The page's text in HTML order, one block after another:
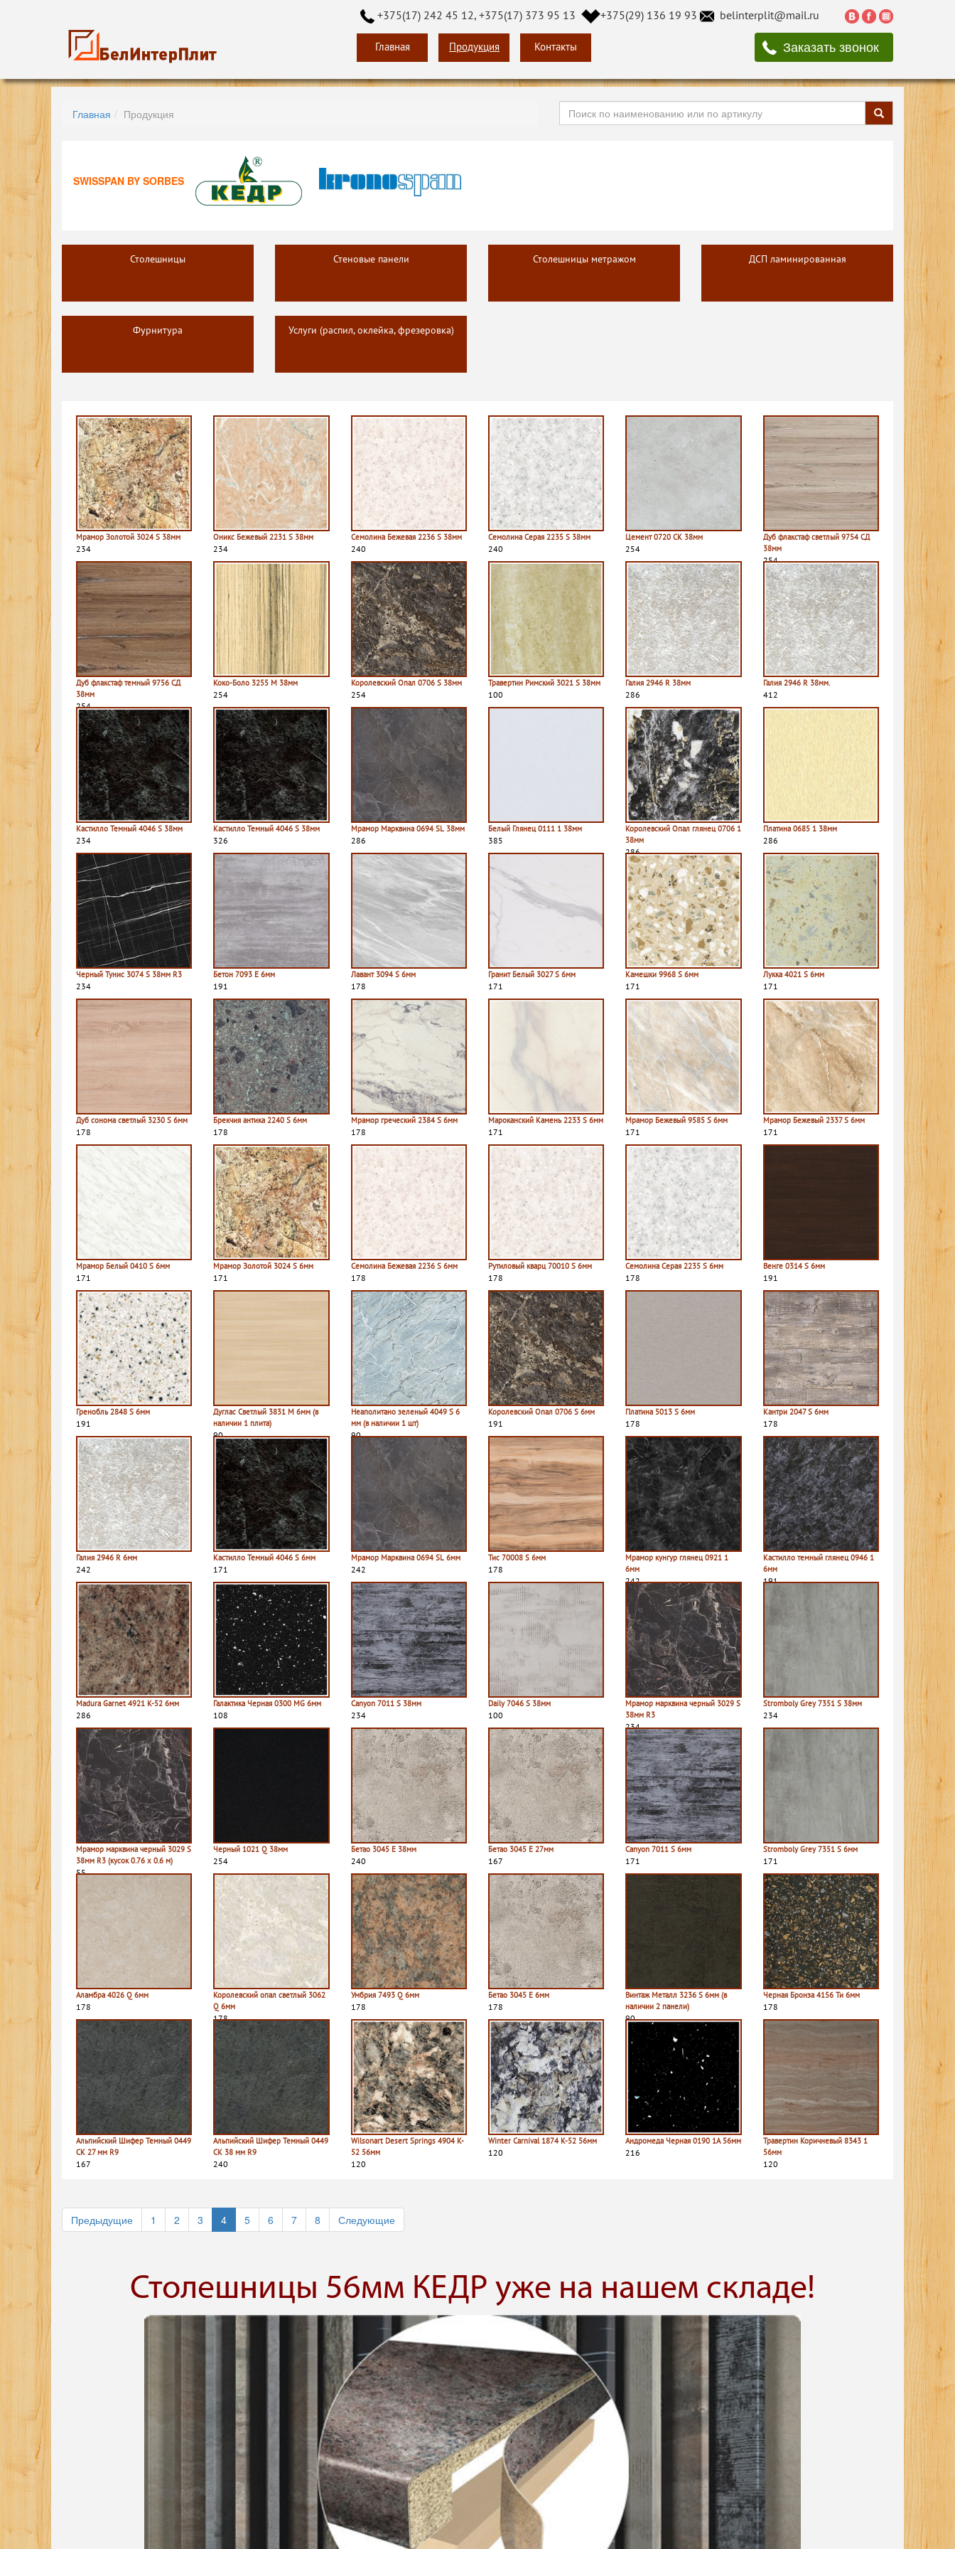
+375(17) 242 45 12, +375(17) 373 95 13 +375(29) 136 19 93 belinterplit@mail.ru
Главная Продукция Контакты Заказать звонок
Главная Продукция
SWISSPAN BY SORBES
Столешницы Стеновые панели Столешницы метражом ДСП ламинированная
Фурнитура Услуги (распил, оклейка, фрезеровка)
Мрамор Золотой 3024 S 38мм
234
Оникс Бежевый 2231 S 38мм
234
Семолина Бежевая 2236 S 38мм
240
Семолина Серая 2235 S 38мм
240
Цемент 0720 СК 38мм
254
Дуб флакстаф светлый 9754 СД
38мм
254
Дуб флакстаф темный 9756 СД
38мм
254
Коко-Боло 3255 M 38мм
254
Королевский Опал 0706 S 38мм
254
Травертин Римский 3021 S 38мм
100
Галия 2946 R 38мм
286
Галия 2946 R 38мм.
412
Кастилло Темный 4046 S 38мм
234
Кастилло Темный 4046 S 38мм
326
Мрамор Марквина 0694 SL 38мм
286
Белый Глянец 0111 1 38мм
385
Королевский Опал глянец 0706 1
38мм
286
Платина 0685 1 38мм
286
Черный Тунис 3074 S 38мм R3
234
Бетон 7093 E 6мм
191
Лавант 3094 S 6мм
178
Гранит Белый 3027 S 6мм
171
Камешки 9968 S 6мм
171
Лукка 4021 S 6мм
171
Дуб сонома светлый 3230 S 6мм
178
Брекчия антика 2240 S 6мм
178
Мрамор греческий 2384 S 6мм
178
Мароканский Камень 2233 S 6мм
171
Мрамор Бежевый 9585 S 6мм
171
Мрамор Бежевый 2337 S 6мм
171
Мрамор Белый 0410 S 6мм
171
Мрамор Золотой 3024 S 6мм
171
Семолина Бежевая 2236 S 6мм
178
Рутиловый кварц 70010 S 6мм
178
Семолина Серая 2235 S 6мм
178
Венге 0314 S 6мм
191
Гренобль 2848 S 6мм
191
Дуглас Светлый 3831 M 6мм (в
наличии 1 плита)
90
Неаполитано зеленый 4049 S 6
мм (в наличии 1 шт)
90
Королевский Опал 0706 S 6мм
191
Платина 5013 S 6мм
178
Кантри 2047 S 6мм
178
Галия 2946 R 6мм
242
Кастилло Темный 4046 S 6мм
171
Мрамор Марквина 0694 SL 6мм
242
Тис 70008 S 6мм
178
Мрамор кунгур глянец 0921 1
6мм
242
Кастилло темный глянец 0946 1
6мм
191
Madura Garnet 4921 K-52 6мм
286
Галактика Черная 0300 MG 6мм
108
Canyon 7011 S 38мм
234
Daily 7046 S 38мм
100
Мрамор марквина черный 3029 S
38мм R3
234
Stromboly Grey 7351 S 38мм
234
Мрамор марквина черный 3029 S
38мм R3 (кусок 0.76 х 0.6 м)
55
Черный 1021 Q 38мм
254
Бетао 3045 E 38мм
240
Бетао 3045 E 27мм
167
Canyon 7011 S 6мм
171
Stromboly Grey 7351 S 6мм
171
Аламбра 4026 Q 6мм
178
Королевский опал светлый 3062
Q 6мм
178
Умбрия 7493 Q 6мм
178
Бетао 3045 E 6мм
178
Винтаж Металл 3236 S 6мм (в
наличии 2 панели)
90
Черная Бронза 4156 Ти 6мм
178
Альпийский Шифер Темный 0449
СК 27 мм R9
167
Альпийский Шифер Темный 0449
СК 38 мм R9
240
Wilsonart Desert Springs 4904 K-
52 56мм
120
Winter Carnival 1874 K-52 56мм
120
Андромеда Черная 0190 1A 56мм
216
Травертин Коричневый 8343 1
56мм
120
Предыдущие 1 2 3 4 5 6 7 8 Следующие
Столешницы 56мм КЕДР уже на нашем складе!